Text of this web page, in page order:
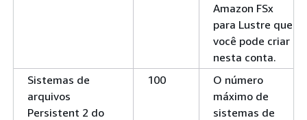
Amazon FSx
para Lustre que
você pode criar
nesta conta.
Sistemas de
arquivos
Persistent 2 do
100
O número
máximo de
sistemas de